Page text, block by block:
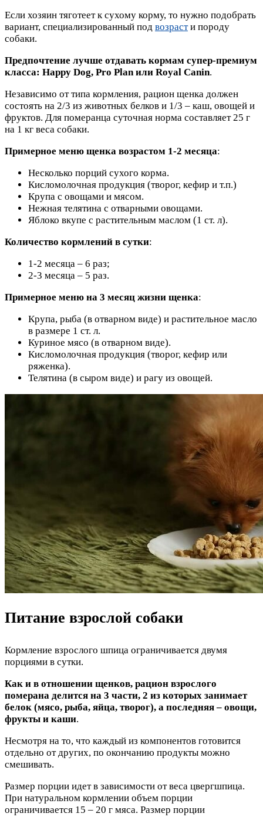
Если хозяин тяготеет к сухому корму, то нужно подобрать
вариант, специализированный под возрасти породу
собаки.
Предпочтение лучше отдавать кормам супер-премиум
класса: Happy Dog, Pro Plan или Royal Canin.
Независимо от типа кормления, рацион щенка должен
состоять на 2/3 из животных белков и 1/3 – каш, овощей и
фруктов. Для померанца суточная норма составляет 25 г
на 1 кг веса собаки.
Примерное меню щенка возрастом 1-2 месяца:
Несколько порций сухого корма.
Кисломолочная продукция (творог, кефир и т.п.)
Крупа с овощами и мясом.
Нежная телятина с отварными овощами.
Яблоко вкупе с растительным маслом (1 ст. л).
Количество кормлений в сутки:
1-2 месяца – 6 раз;
2-3 месяца – 5 раз.
Примерное меню на 3 месяц жизни щенка:
Крупа, рыба (в отварном виде) и растительное масло
в размере 1 ст. л.
Куриное мясо (в отварном виде).
Кисломолочная продукция (творог, кефир или
ряженка).
Телятина (в сыром виде) и рагу из овощей.
Питание взрослой собаки
Кормление взрослого шпица ограничивается двумя
порциями в сутки.
Как и в отношении щенков, рацион взрослого
померана делится на 3 части, 2 из которых занимает
белок (мясо, рыба, яйца, творог), а последняя – овощи,
фрукты и каши.
Несмотря на то, что каждый из компонентов готовится
отдельно от других, по окончанию продукты можно
смешивать.
Размер порции идет в зависимости от веса цвергшпица.
При натуральном кормлении объем порции
ограничивается 15 – 20 г мяса. Размер порции